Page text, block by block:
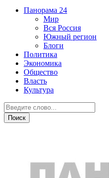
Панорама 24
Мир
Вся Россия
Южный регион
Блоги
Политика
Экономика
Общество
Власть
Культура